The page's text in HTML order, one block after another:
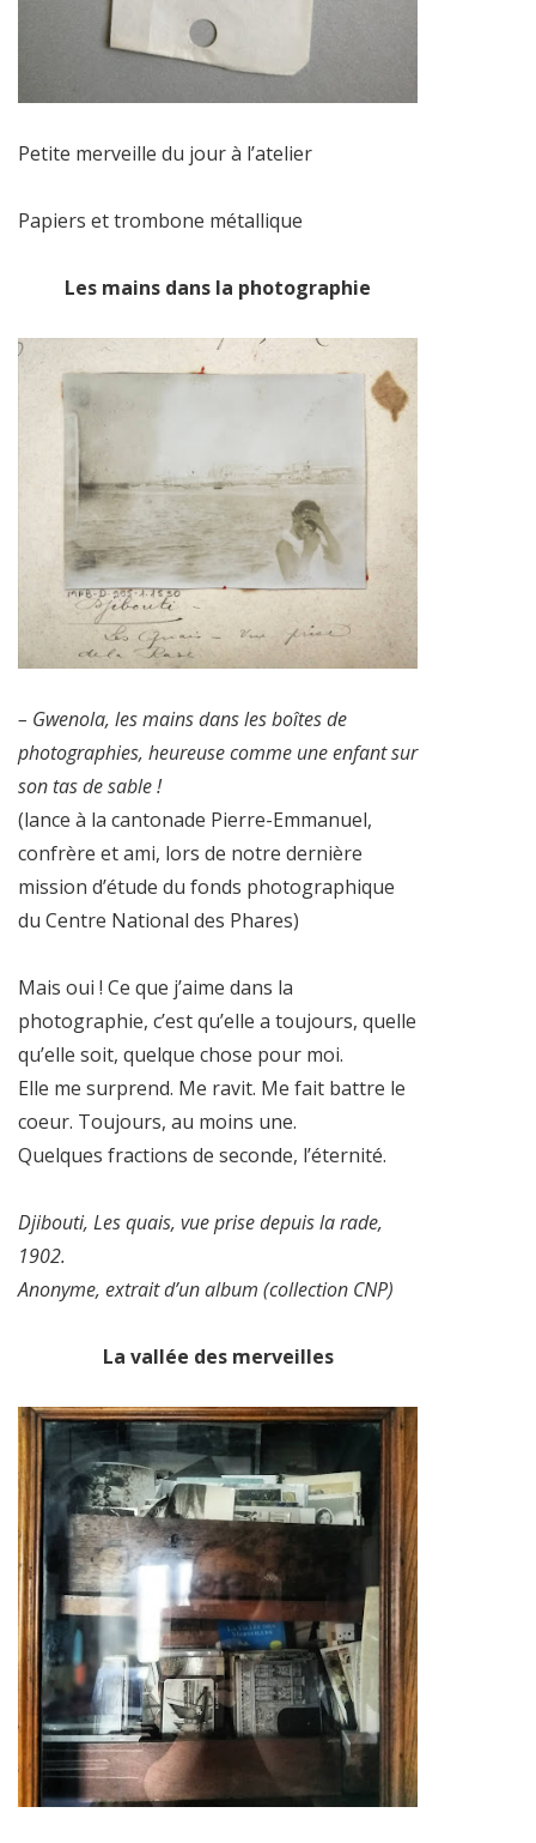
Petite merveille du jour à l’atelier
Papiers et trombone métallique
Les mains dans la photographie
– Gwenola, les mains dans les boîtes de
photographies, heureuse comme une enfant sur
son tas de sable !
(lance à la cantonade Pierre-Emmanuel,
confrère et ami, lors de notre dernière
mission d’étude du fonds photographique
du Centre National des Phares)
Mais oui ! Ce que j’aime dans la
photographie, c’est qu’elle a toujours, quelle
qu’elle soit, quelque chose pour moi.
Elle me surprend. Me ravit. Me fait battre le
coeur. Toujours, au moins une.
Quelques fractions de seconde, l’éternité.
Djibouti, Les quais, vue prise depuis la rade,
1902.
Anonyme, extrait d’un album (collection CNP)
La vallée des merveilles